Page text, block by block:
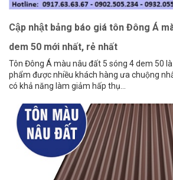
Cập nhật bảng báo giá tôn Đông Á
dem 50 mới nhất, rẻ nhất
Tôn Đông Á màu nâu đất 5 sóng 4 dem 50
phẩm được nhiều khách hàng ưa chuộng
có khả năng làm giảm hấp thụ...